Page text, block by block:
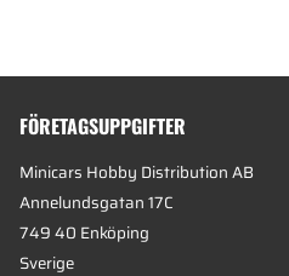
FÖRETAGSUPPGIFTER
Minicars Hobby Distribution AB
Annelundsgatan 17C
749 40 Enköping
Sverige